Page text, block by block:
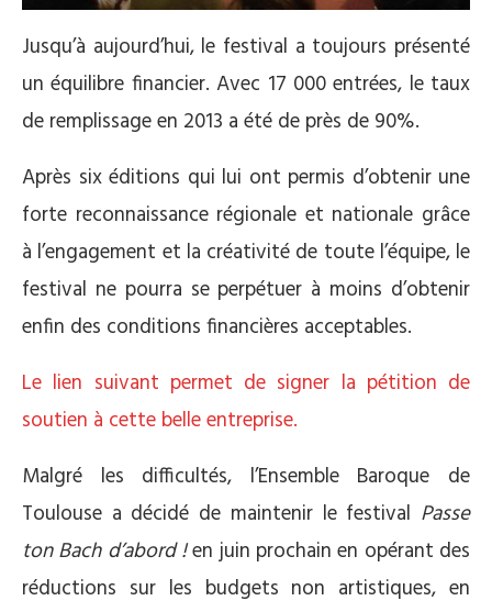
Jusqu’à aujourd’hui, le festival a toujours présenté
un équilibre financier. Avec 17 000 entrées, le taux
de remplissage en 2013 a été de près de 90%.
Après six éditions qui lui ont permis d’obtenir une
forte reconnaissance régionale et nationale grâce
à l’engagement et la créativité de toute l’équipe, le
festival ne pourra se perpétuer à moins d’obtenir
enfin des conditions financières acceptables.
Le lien suivant permet de signer la pétition de
soutien à cette belle entreprise.
Malgré les difficultés, l’Ensemble Baroque de
Toulouse a décidé de maintenir le festival Passe
ton Bach d’abord !en juin prochain en opérant des
réductions sur les budgets non artistiques, en